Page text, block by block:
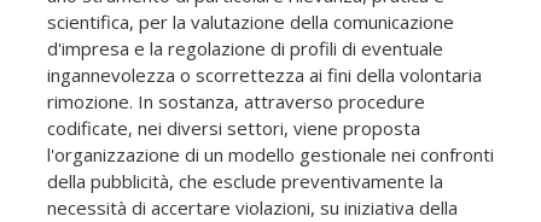
scientifica, per la valutazione della comunicazione
d'impresa e la regolazione di profili di eventuale
ingannevolezza o scorrettezza ai fini della volontaria
rimozione. In sostanza, attraverso procedure
codificate, nei diversi settori, viene proposta
l'organizzazione di un modello gestionale nei confronti
della pubblicità, che esclude preventivamente la
necessità di accertare violazioni, su iniziativa della